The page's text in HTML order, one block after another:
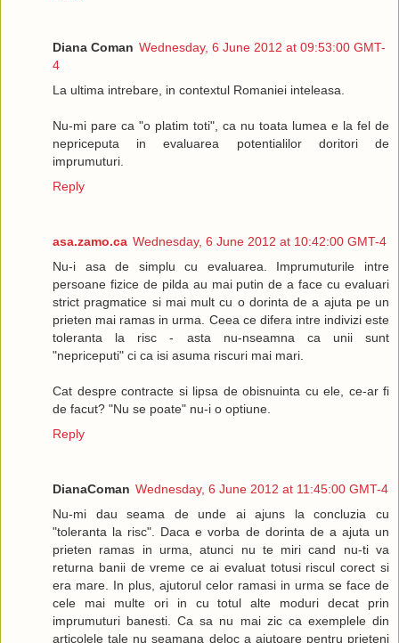
Diana Coman Wednesday, 6 June 2012 at 09:53:00 GMT-
4
La ultima intrebare, in contextul Romaniei inteleasa.
Nu-mi pare ca "o platim toti", ca nu toata lumea e la fel de
nepriceputa in evaluarea potentialilor doritori de
imprumuturi.
Reply
asa.zamo.ca Wednesday, 6 June 2012 at 10:42:00 GMT-4
Nu-i asa de simplu cu evaluarea. Imprumuturile intre
persoane fizice de pilda au mai putin de a face cu evaluari
strict pragmatice si mai mult cu o dorinta de a ajuta pe un
prieten mai ramas in urma. Ceea ce difera intre indivizi este
toleranta la risc - asta nu-nseamna ca unii sunt
"nepriceputi" ci ca isi asuma riscuri mai mari.
Cat despre contracte si lipsa de obisnuinta cu ele, ce-ar fi
de facut? "Nu se poate" nu-i o optiune.
Reply
DianaComan Wednesday, 6 June 2012 at 11:45:00 GMT-4
Nu-mi dau seama de unde ai ajuns la concluzia cu
"toleranta la risc". Daca e vorba de dorinta de a ajuta un
prieten ramas in urma, atunci nu te miri cand nu-ti va
returna banii de vreme ce ai evaluat totusi riscul corect si
era mare. In plus, ajutorul celor ramasi in urma se face de
cele mai multe ori in cu totul alte moduri decat prin
imprumuturi banesti. Ca sa nu mai zic ca exemplele din
articolele tale nu seamana deloc a ajutoare pentru prieteni